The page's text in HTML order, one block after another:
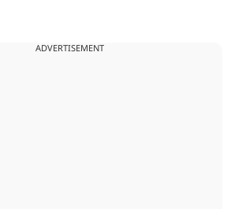
ADVERTISEMENT